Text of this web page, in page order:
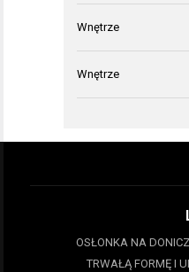
Wnętrze
Wnętrze
OSŁONKA NA
TRWAŁĄ FORMĘ I